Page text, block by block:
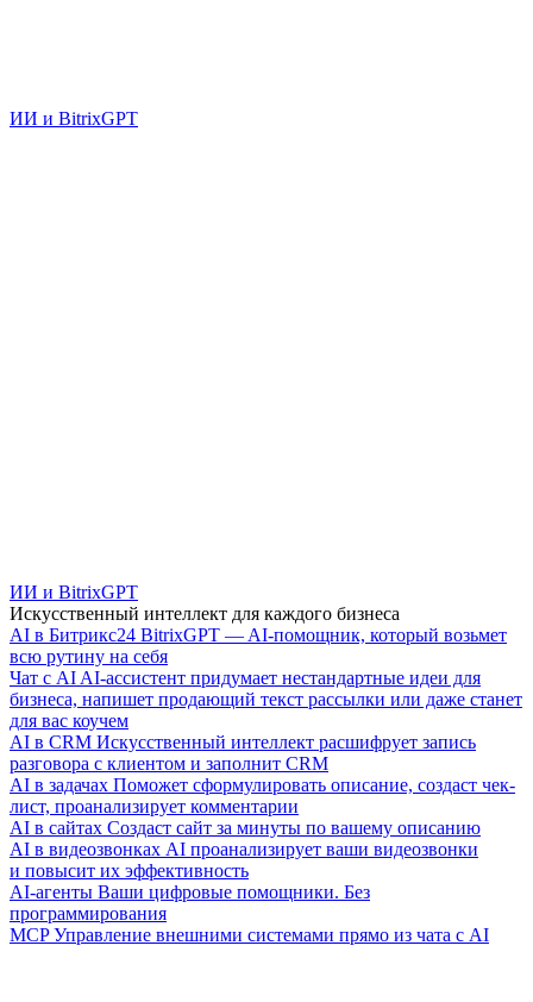
ИИ и BitrixGPT
ИИ и BitrixGPT
Искусственный интеллект для каждого бизнеса
AI в Битрикс24 BitrixGPT — AI-помощник, который возьмет
всю рутину на себя
Чат с AI AI-ассистент придумает нестандартные идеи для
бизнеса, напишет продающий текст рассылки или даже станет
для вас коучем
AI в CRM Искусственный интеллект расшифрует запись
разговора с клиентом и заполнит CRM
AI в задачах Поможет сформулировать описание, создаст чек-
лист, проанализирует комментарии
AI в сайтах Создаст сайт за минуты по вашему описанию
AI в видеозвонках AI проанализирует ваши видеозвонки
и повысит их эффективность
AI-агенты Ваши цифровые помощники. Без
программирования
MCP Управление внешними системами прямо из чата с AI